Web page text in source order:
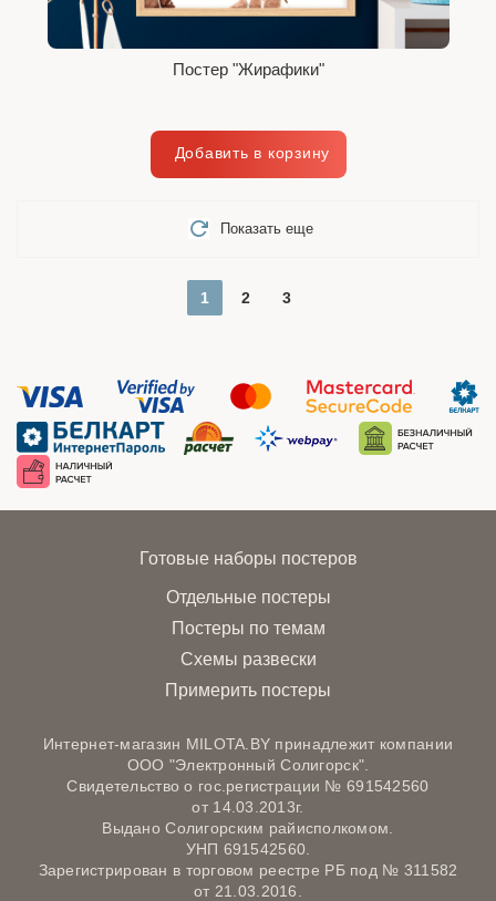
Постер "Жирафики"
Показать еще
1 2 3
Готовые наборы постеров
Отдельные постеры
Постеры по темам
Схемы развески
Примерить постеры
Интернет-магазин MILOTA.BY принадлежит компании
ООО "Электронный Солигорск".
Свидетельство о гос.регистрации № 691542560
от 14.03.2013г.
Выдано Солигорским райисполкомом.
УНП 691542560.
Зарегистрирован в торговом реестре РБ под № 311582
от 21.03.2016.